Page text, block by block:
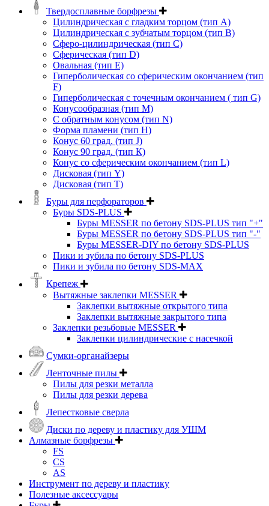
Твердосплавные борфрезы
Цилиндрическая с гладким торцом (тип А)
Цилиндрическая с зубчатым торцом (тип В)
Сферо-цилиндрическая (тип С)
Сферическая (тип D)
Овальная (тип Е)
Гиперболическая со сферическим окончанием (тип
F)
Гиперболическая с точечным окончанием ( тип G)
Конусообразная (тип М)
C обратным конусом (тип N)
Форма пламени (тип H)
Конус 60 град. (тип J)
Конус 90 град. (тип К)
Конус со сферическим окончанием (тип L)
Дисковая (тип Y)
Дисковая (тип Т)
Буры для перфораторов
Буры SDS-PLUS
Буры MESSER по бетону SDS-PLUS тип "+"
Буры MESSER по бетону SDS-PLUS тип "-"
Буры MESSER-DIY по бетону SDS-PLUS
Пики и зубила по бетону SDS-PLUS
Пики и зубила по бетону SDS-MAX
Крепеж
Вытяжные заклепки MESSER
Заклепки вытяжные открытого типа
Заклепки вытяжные закрытого типа
Заклепки резьбовые MESSER
Заклепки цилиндрические с насечкой
Сумки-органайзеры
Ленточные пилы
Пилы для резки металла
Пилы для резки дерева
Лепестковые сверла
Диски по дереву и пластику для УШМ
Алмазные борфрезы
FS
CS
AS
Инструмент по дереву и пластику
Полезные аксессуары